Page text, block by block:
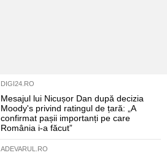
DIGI24.RO
Mesajul lui Nicușor Dan după decizia
Moody's privind ratingul de țară: „A
confirmat pașii importanți pe care
România i-a făcut”
ADEVARUL.RO